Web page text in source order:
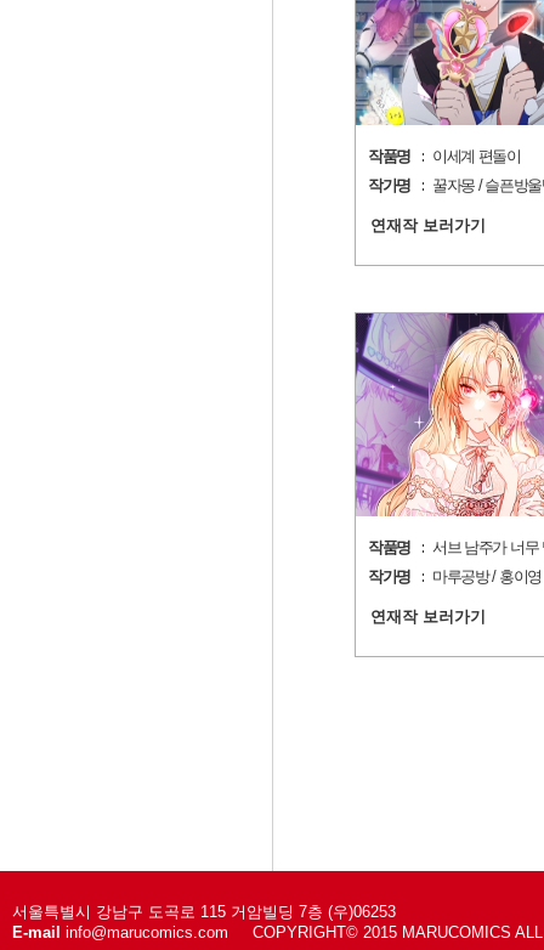
작품명
이세계 편돌이
작가명
꿀자몽 / 슬픈방
연재작 보러가기
작품명
서브 남주가 너무
작가명
마루공방 / 홍이영
연재작 보러가기
서울특별시 강남구 도곡로 115 거암빌딩 7층 (우)06253
E-mail info@marucomics.com COPYRIGHT© 2015 MARUCOMICS